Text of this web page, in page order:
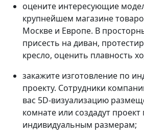
оцените интересующие
крупнейшем магазине
Москве и Европе. В
присесть на диван,
кресло, оценить плавность
закажите изготовление по
проекту. Сотрудники
вас 5D-визуализацию
комнате или создадут проект
индивидуальным размерам;